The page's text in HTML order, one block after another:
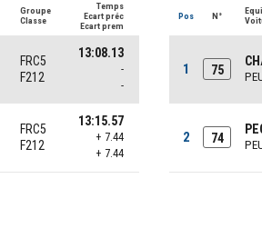
Groupe
Classe
Temps
Ecart préc
Ecart prem
FRC5
F212
13:08.13
-
-
FRC5
F212
13:15.57
+ 7.44
+ 7.44
Pos N°
1 75
2 74